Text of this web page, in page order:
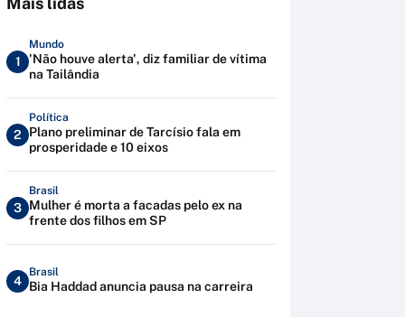
1
Mundo
'Não houve alerta', diz familiar de vítima
na Tailândia
2
Política
Plano preliminar de Tarcísio fala em
prosperidade e 10 eixos
3
Brasil
Mulher é morta a facadas pelo ex na
frente dos filhos em SP
4
Brasil
Bia Haddad anuncia pausa na carreira